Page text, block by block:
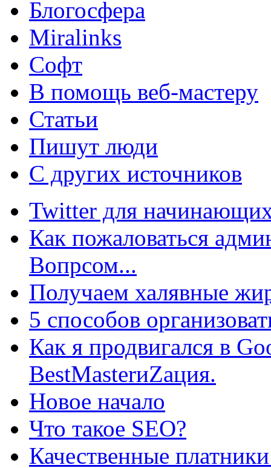
Блогосфера
Miralinks
Софт
В помощь веб-мастеру
Статьи
Пишут люди
С других источников
Twitter для
Как пожаловаться
Вопрсом...
Получаем халявные
5 способов
Как я продвигался в
BestMasterиZация.
Новое начало
Что такое SEO?
Качественные